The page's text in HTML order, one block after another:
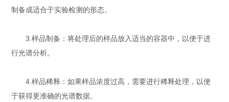
制备成适合于实验检测的形态。
3.样品制备：将处理后的样品放入适当的容器中，以便于进
行光谱分析。
4.样品稀释：如果样品浓度过高，需要进行稀释处理，以便
于获得更准确的光谱数据。